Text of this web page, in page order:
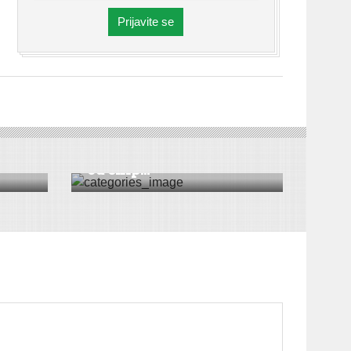
Prijavite se
SPORT
od ekip...